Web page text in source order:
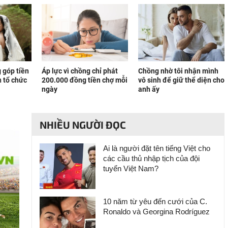
góp tiền
tổ chức
Áp lực vì chồng chỉ phát
200.000 đồng tiền chợ mỗi
ngày
Chồng nhờ tôi nhận mình
vô sinh để giữ thể diện cho
anh ấy
NHIỀU NGƯỜI ĐỌC
Ai là người đặt tên tiếng Việt cho
các cầu thủ nhập tịch của đội
tuyển Việt Nam?
10 năm từ yêu đến cưới của C.
Ronaldo và Georgina Rodríguez